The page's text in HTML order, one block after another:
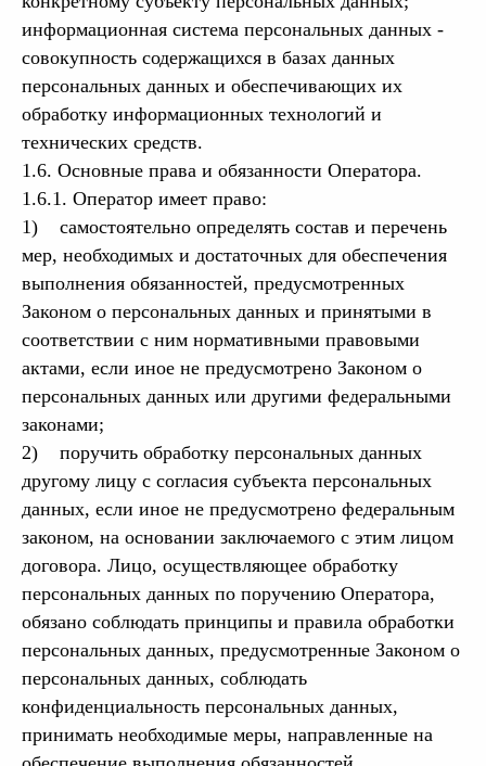
информационная система персональных данных -
совокупность содержащихся в базах данных
персональных данных и обеспечивающих их
обработку информационных технологий и
технических средств.
1.6. Основные права и обязанности Оператора.
1.6.1. Оператор имеет право:
1) самостоятельно определять состав и перечень
мер, необходимых и достаточных для обеспечения
выполнения обязанностей, предусмотренных
Законом о персональных данных и принятыми в
соответствии с ним нормативными правовыми
актами, если иное не предусмотрено Законом о
персональных данных или другими федеральными
законами;
2) поручить обработку персональных данных
другому лицу с согласия субъекта персональных
данных, если иное не предусмотрено федеральным
законом, на основании заключаемого с этим лицом
договора. Лицо, осуществляющее обработку
персональных данных по поручению Оператора,
обязано соблюдать принципы и правила обработки
персональных данных, предусмотренные Законом о
персональных данных, соблюдать
конфиденциальность персональных данных,
принимать необходимые меры, направленные на